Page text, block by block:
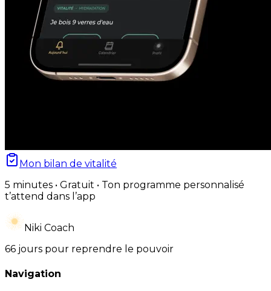
Mon bilan de vitalité
5 minutes • Gratuit • Ton programme personnalisé
t’attend dans l’app
Niki Coach
66 jours pour reprendre le pouvoir
Navigation